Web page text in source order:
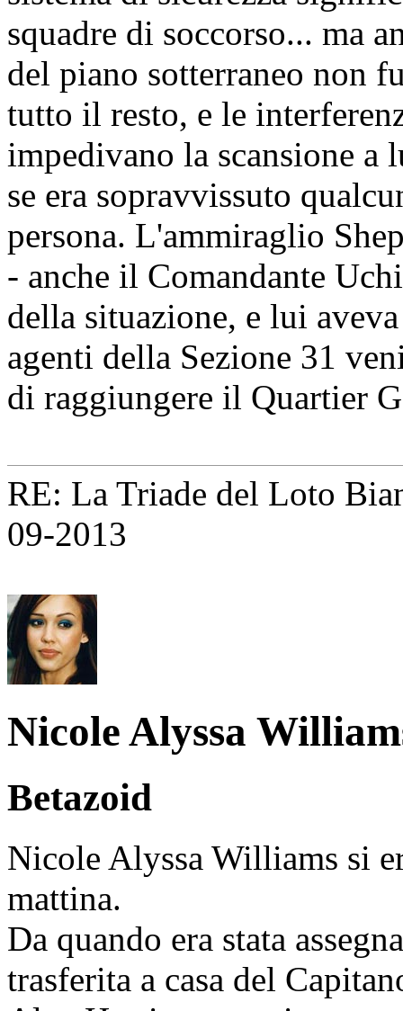
squadre di soccorso... ma
del piano sotterraneo non
tutto il resto, e le
impedivano la scansione a
se era sopravvissuto
persona. L'ammiraglio
- anche il Comandante
della situazione, e lui
agenti della Sezione 31
di raggiungere il Quartier
RE: La Triade del Loto
09-2013
Nicole Alyssa
Betazoid
Nicole Alyssa Williams si
mattina.
Da quando era stata
trasferita a casa del